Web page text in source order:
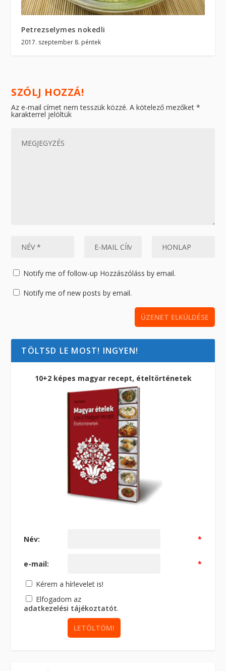
Petrezselymes nokedli
2017. szeptember 8. péntek
SZÓLJ HOZZÁ!
Az e-mail címet nem tesszük közzé. A kötelező mezőket*
karakterrel jelöltük
Notify me of follow-up Hozzászóláss by email.
Notify me of new posts by email.
TÖLTSD LE MOST! INGYEN!
10+2 képes magyar recept, ételtörténetek
Név: *
e-mail: *
Kérem a hírlevelet is!
Elfogadom az
adatkezelési tájékoztatót.